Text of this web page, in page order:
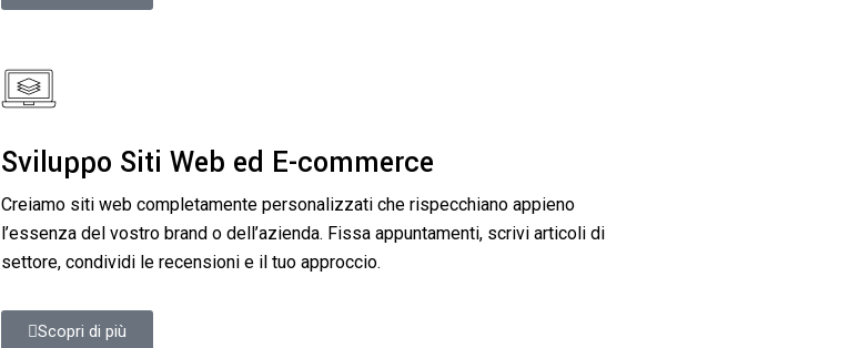
Sviluppo Siti Web ed E-commerce
Creiamo siti web completamente personalizzati che rispecchiano appieno
l’essenza del vostro brand o dell’azienda. Fissa appuntamenti, scrivi articoli di
settore, condividi le recensioni e il tuo approccio.
Scopri di più